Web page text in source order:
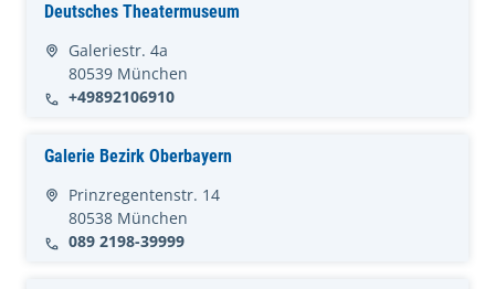
Deutsches Theatermuseum
Galeriestr. 4a
80539 München
+49892106910
Galerie Bezirk Oberbayern
Prinzregentenstr. 14
80538 München
089 2198-39999